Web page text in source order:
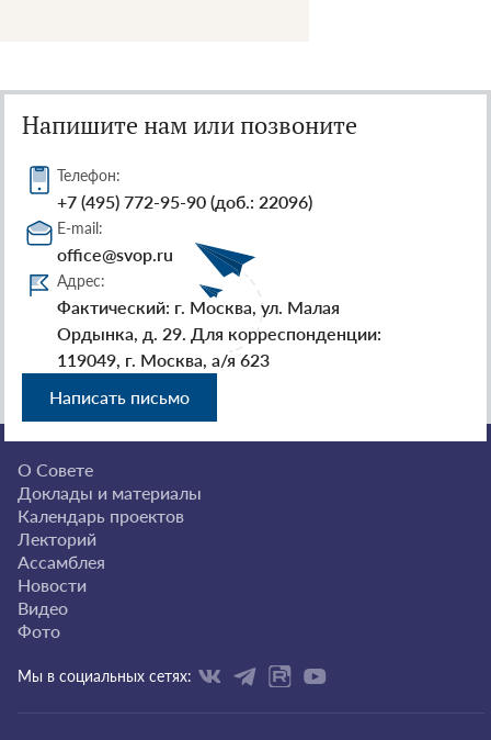
Напишите нам или позвоните
Телефон:
+7 (495) 772-95-90 (доб.: 22096)
E-mail:
office@svop.ru
Адрес:
Фактический: г. Москва, ул. Малая
Ордынка, д. 29. Для корреспонденции:
119049, г. Москва, а/я 623
Написать письмо
О Совете
Доклады и материалы
Календарь проектов
Лекторий
Ассамблея
Новости
Видео
Фото
Мы в социальных сетях: